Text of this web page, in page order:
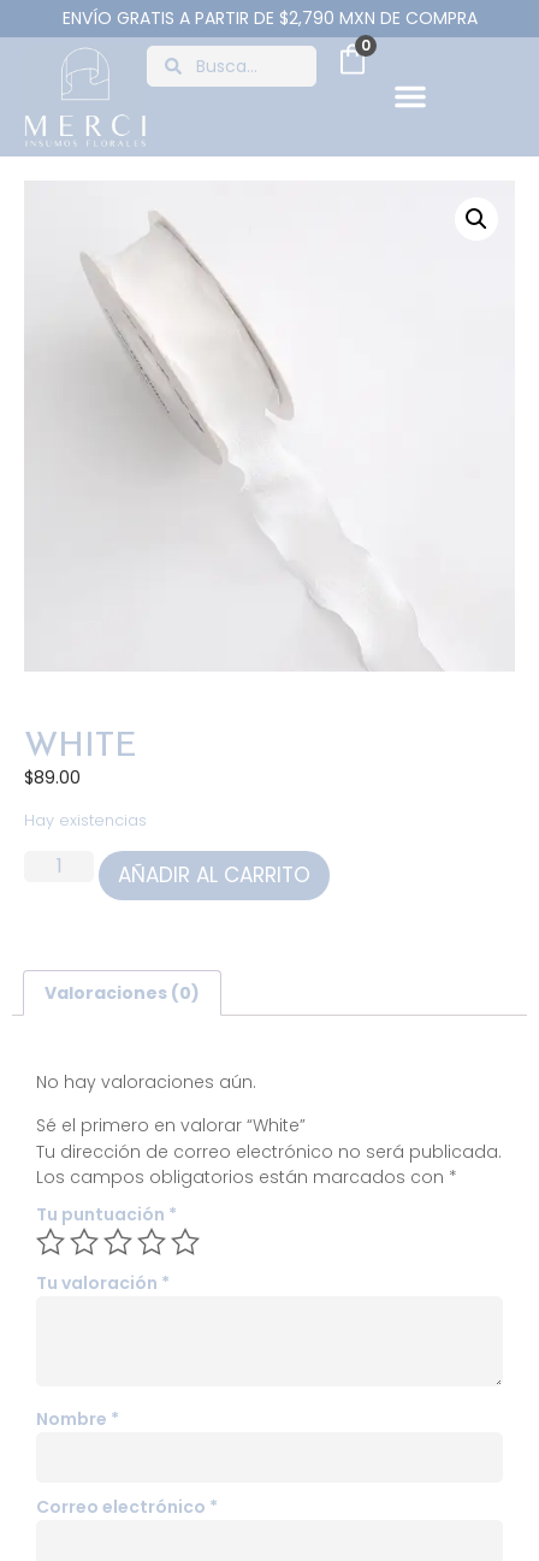
ENVÍO GRATIS A PARTIR DE $2,790 MXN DE COMPRA
0
WHITE
$89.00
Hay existencias
AÑADIR AL CARRITO
Valoraciones (0)
No hay valoraciones aún.
Sé el primero en valorar “White”
Tu dirección de correo electrónico no será publicada.
Los campos obligatorios están marcados con *
Tu puntuación *
Tu valoración *
Nombre *
Correo electrónico *